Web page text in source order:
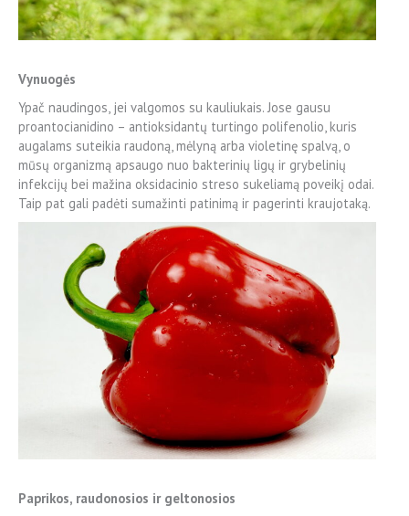
Vynuogės
Ypač naudingos, jei valgomos su kauliukais. Jose gausu
proantocianidino – antioksidantų turtingo polifenolio, kuris
augalams suteikia raudoną, mėlyną arba violetinę spalvą, o
mūsų organizmą apsaugo nuo bakterinių ligų ir grybelinių
infekcijų bei mažina oksidacinio streso sukeliamą poveikį odai.
Taip pat gali padėti sumažinti patinimą ir pagerinti kraujotaką.
Paprikos, raudonosios ir geltonosios